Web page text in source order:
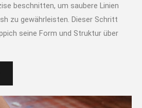
beschnitten, um saubere Linien
zu gewährleisten. Dieser Schritt
seine Form und Struktur über